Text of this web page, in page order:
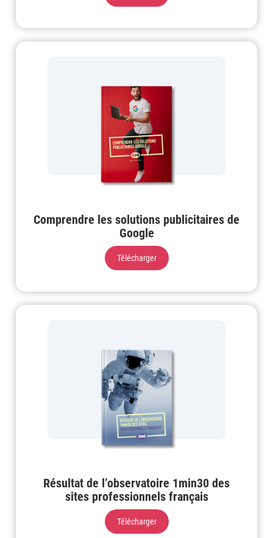
Comprendre les solutions publicitaires de
Google
Télécharger
Résultat de l’observatoire 1min30 des
sites professionnels français
Télécharger